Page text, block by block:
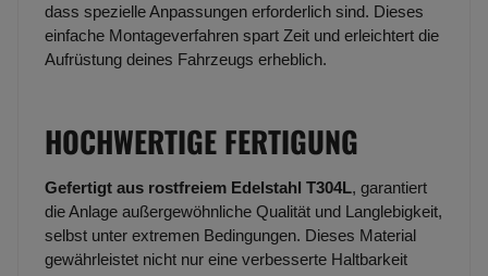
dass spezielle Anpassungen erforderlich sind. Dieses
einfache Montageverfahren spart Zeit und erleichtert die
Aufrüstung deines Fahrzeugs erheblich.
HOCHWERTIGE FERTIGUNG
Gefertigt aus rostfreiem Edelstahl T304L, garantiert
die Anlage außergewöhnliche Qualität und Langlebigkeit,
selbst unter extremen Bedingungen. Dieses Material
gewährleistet nicht nur eine verbesserte Haltbarkeit